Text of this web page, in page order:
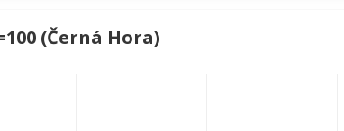
(Černá Hora)